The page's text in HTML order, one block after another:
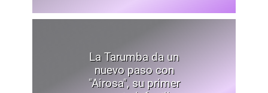
La Tarumba da un
nuevo paso con
"Airosa", su primer